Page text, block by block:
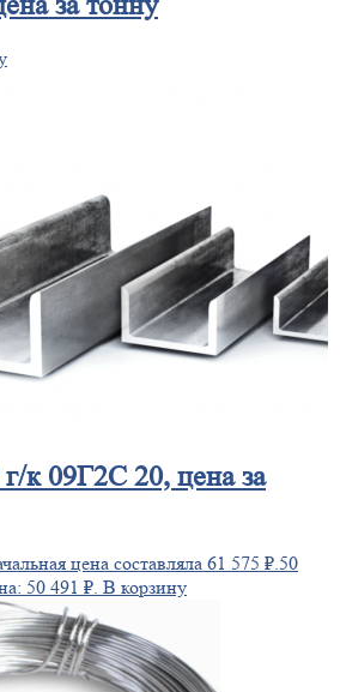
г/к 09Г2С 20, цена за
цена составляла 61 575 ₽. 50
50 491 ₽. В корзину